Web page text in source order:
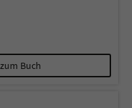
zum Buch